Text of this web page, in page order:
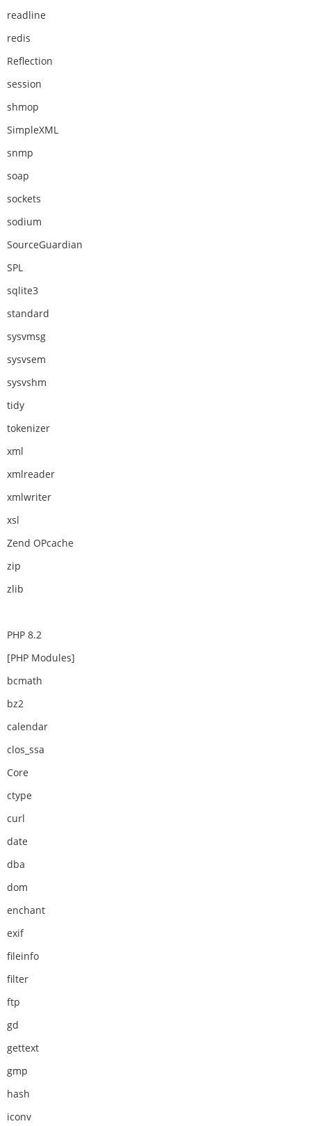
readline
redis
Reflection
session
shmop
SimpleXML
snmp
soap
sockets
sodium
SourceGuardian
SPL
sqlite3
standard
sysvmsg
sysvsem
sysvshm
tidy
tokenizer
xml
xmlreader
xmlwriter
xsl
Zend OPcache
zip
zlib
PHP 8.2
[PHP Modules]
bcmath
bz2
calendar
clos_ssa
Core
ctype
curl
date
dba
dom
enchant
exif
fileinfo
filter
ftp
gd
gettext
gmp
hash
iconv